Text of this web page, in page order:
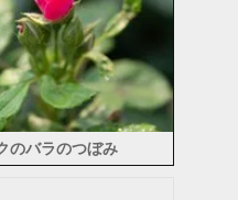
のバラのつぼみ